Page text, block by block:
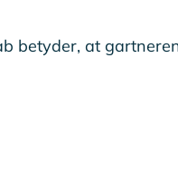
betyder, at